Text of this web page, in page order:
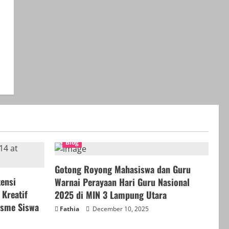
Kreatif
Siswa
Blog
Gotong Royong Mahasiswa dan Guru
Warnai Perayaan Hari Guru Nasional
2025 di MIN 3 Lampung Utara
Fathia December 10, 2025